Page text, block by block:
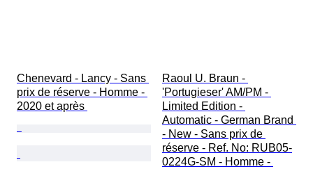
Chenevard - Lancy - Sans
prix de réserve - Homme -
2020 et après
Raoul U. Braun -
'Portugieser' AM/PM -
Limited Edition -
Automatic - German Brand
- New - Sans prix de
réserve - Ref. No: RUB05-
0224G-SM - Homme -